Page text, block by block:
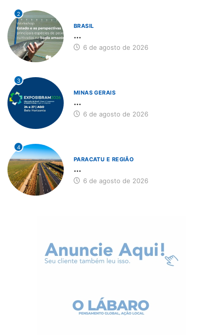
2
BRASIL
...
6 de agosto de 2026
3
MINAS GERAIS
...
6 de agosto de 2026
4
PARACATU E REGIÃO
...
6 de agosto de 2026